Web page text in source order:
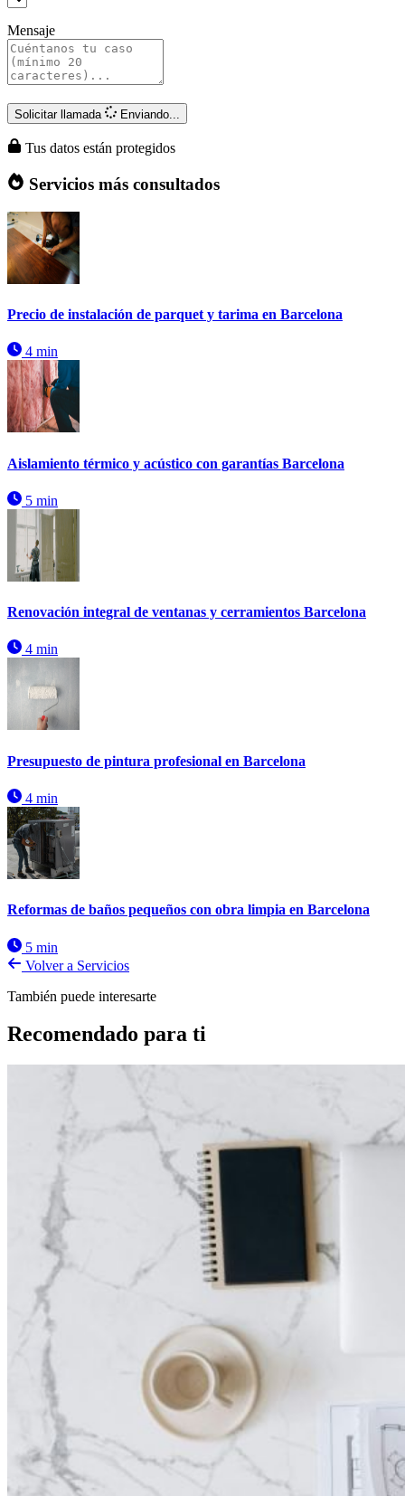
Mensaje
Solicitar llamada Enviando...
Tus datos están protegidos
Servicios más consultados
Precio de instalación de parquet y tarima en Barcelona
4 min
Aislamiento térmico y acústico con garantías Barcelona
5 min
Renovación integral de ventanas y cerramientos Barcelona
4 min
Presupuesto de pintura profesional en Barcelona
4 min
Reformas de baños pequeños con obra limpia en Barcelona
5 min
Volver a Servicios
También puede interesarte
Recomendado para ti